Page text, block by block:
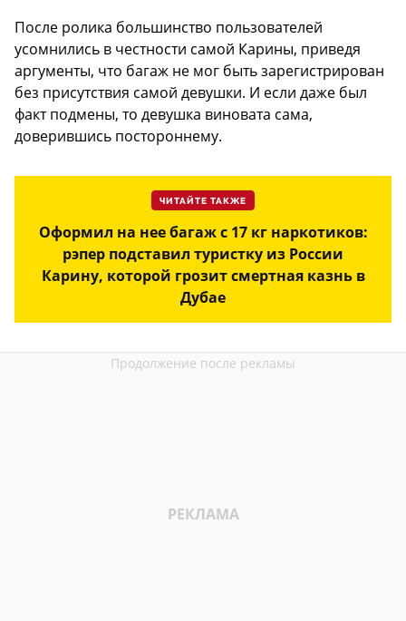
После ролика большинство пользователей
усомнились в честности самой Карины, приведя
аргументы, что багаж не мог быть зарегистрирован
без присутствия самой девушки. И если даже был
факт подмены, то девушка виновата сама,
доверившись постороннему.
ЧИТАЙТЕ ТАКЖЕ
Оформил на нее багаж с 17 кг наркотиков:
рэпер подставил туристку из России
Карину, которой грозит смертная казнь в
Дубае